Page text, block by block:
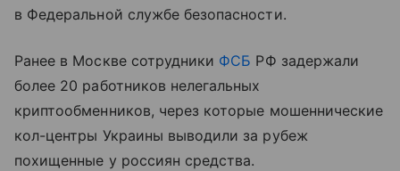
в Федеральной службе безопасности.
Ранее в Москве сотрудники ФСБ РФ задержали
более 20 работников нелегальных
криптообменников, через которые мошеннические
кол-центры Украины выводили за рубеж
похищенные у россиян средства.